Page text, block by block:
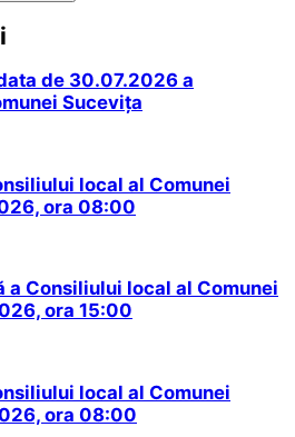
de 30.07.2026 a
Sucevița
local al Comunei
ora 08:00
Consiliului local al Comunei
ora 15:00
local al Comunei
ora 08:00